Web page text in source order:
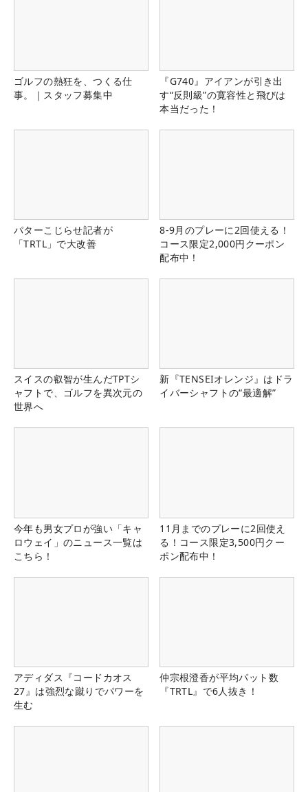
ゴルフの熱狂を、つくる仕
事。｜スタッフ募集中
『G740』アイアンが引き出
す“反則級”の寛容性と飛びは
本当だった！
パターこじらせ記者が
「TRTL」で大改善
8-9月のプレーに2回使える！
コース限定2,000円クーポン
配布中！
スイスの叡智が生んだTPTシ
ャフトで、ゴルフを異次元の
世界へ
新『TENSEIオレンジ』はドラ
イバーシャフトの“最適解”
今年も男女プロが強い「キャ
ロウェイ」のニュース一覧は
こちら！
11月までのプレーに2回使え
る！コース限定3,500円クー
ポン配布中！
アディダス『コードカオス
27』は強烈な蹴りでパワーを
生む
仲宗根澄香が平均パット数
『TRTL』で6人抜き！